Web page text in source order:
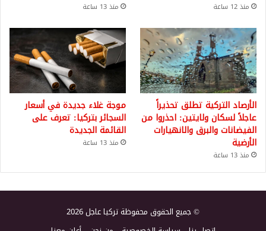
منذ 12 ساعة منذ 13 ساعة
الأرصاد التركية تطلق تحذيراً
عاجلاً لسكان ولايتين: احذروا من
الفيضانات والبرق والانهيارات
الأرضية
منذ 13 ساعة
موجة غلاء جديدة في أسعار
السجائر بتركيا: تعرف على
القائمة الجديدة
منذ 13 ساعة
© جميع الحقوق محفوظة تركيا عاجل 2026